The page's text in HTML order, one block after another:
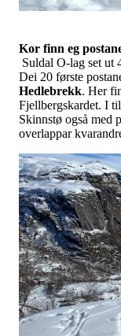
Kor finn eg
Suldal O-lag set ut
Dei 20 første
Hedlebrekk. Her
Fjellbergskardet. I
Skinnstø også med
overlappar